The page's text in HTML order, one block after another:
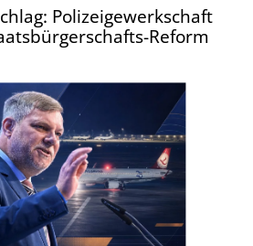
Polizeigewerkschaft
Reform